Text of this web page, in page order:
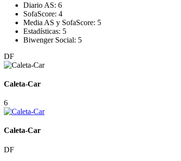
Diario AS: 6
SofaScore: 4
Media AS y SofaScore: 5
Estadísticas: 5
Biwenger Social: 5
DF
Caleta-Car
6
Caleta-Car
DF